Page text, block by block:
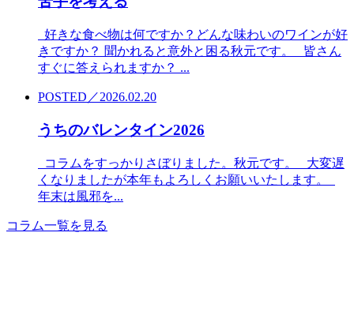
好きな食べ物は何ですか？どんな味わいのワインが好
きですか？ 聞かれると意外と困る秋元です。 皆さん
すぐに答えられますか？ ...
POSTED／2026.02.20
うちのバレンタイン2026
コラムをすっかりさぼりました。秋元です。 大変遅
くなりましたが本年もよろしくお願いいたします。
年末は風邪を...
コラム一覧を見る